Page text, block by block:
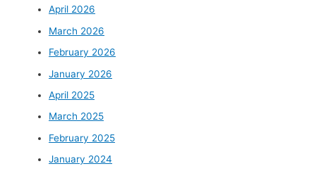
April 2026
March 2026
February 2026
January 2026
April 2025
March 2025
February 2025
January 2024